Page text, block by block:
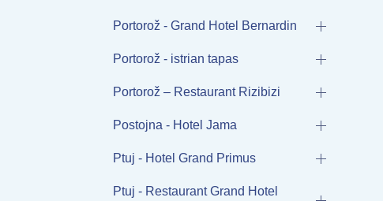
Portorož - Grand Hotel Bernardin
Portorož - istrian tapas
Portorož – Restaurant Rizibizi
Postojna - Hotel Jama
Ptuj - Hotel Grand Primus
Ptuj - Restaurant Grand Hotel